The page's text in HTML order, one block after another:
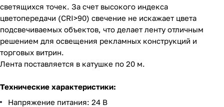
светящихся точек. За счет высокого индекса
цветопередачи (CRI>90) свечение не искажает цвета
подсвечиваемых объектов, что делает ленту отличным
решением для освещения рекламных конструкций и
торговых витрин.
Лента поставляется в катушке по 20 м.
Технические характеристики:
Напряжение питания: 24 В